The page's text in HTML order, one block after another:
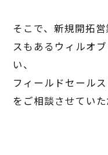
そこで、新規開拓
スもあるウィルオ
い、
フィールドセール
をご相談させていた